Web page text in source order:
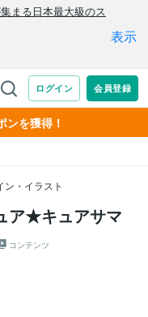
ンを獲得！
ン・イラスト
ア★キュアサマ
コンテンツ